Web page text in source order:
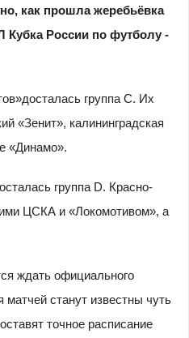
как прошла жеребьёвка
Кубка России по футболу -
группа С. Их
«Зенит», калининградская
«Динамо».
группа D. Красно-
ЦСКА и «Локомотивом», а
ждать официального
станут известны чуть
точное расписание